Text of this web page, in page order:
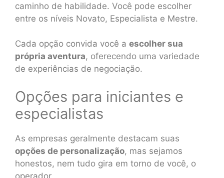
caminho de habilidade. Você pode escolher
entre os níveis Novato, Especialista e Mestre.
Cada opção convida você a escolher sua
própria aventura, oferecendo uma variedade
de experiências de negociação.
Opções para iniciantes e
especialistas
As empresas geralmente destacam suas
opções de personalização, mas sejamos
honestos, nem tudo gira em torno de você, o
operador.